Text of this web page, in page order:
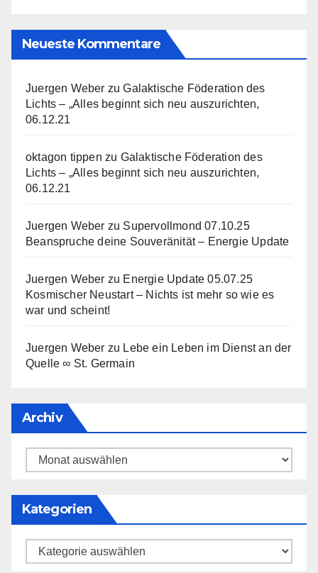
Neueste Kommentare
Juergen Weber zuGalaktische Föderation des
Lichts – „Alles beginnt sich neu auszurichten,
06.12.21
oktagon tippen zu Galaktische Föderation des
Lichts – „Alles beginnt sich neu auszurichten,
06.12.21
Juergen Weber zu Supervollmond 07.10.25
Beanspruche deine Souveränität – Energie Update
Juergen Weber zu Energie Update 05.07.25
Kosmischer Neustart – Nichts ist mehr so wie es
war und scheint!
Juergen Weber zu Lebe ein Leben im Dienst an der
Quelle ∞ St. Germain
Archiv
Archiv
Kategorien
Kategorien